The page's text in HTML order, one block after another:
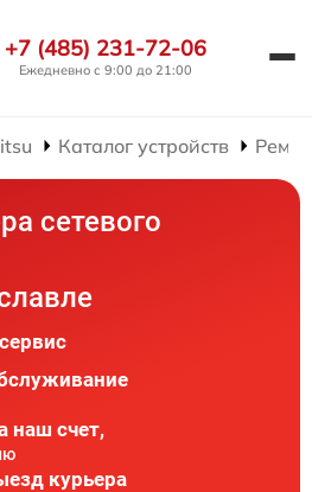
+7 (485) 231-72-06
Ежедневно с 9:00 до 21:00
Каталог устройств
сетевого
наш счет,
курьера